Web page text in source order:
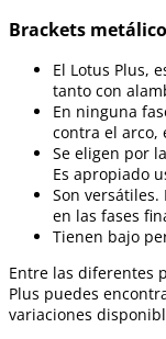
Brackets
El Lotus Plus,
tanto con
En ninguna
contra el arco,
Se eligen por
Es apropiado
Son
en las fases
Tienen bajo
Entre las diferentes
Plus puedes
variaciones